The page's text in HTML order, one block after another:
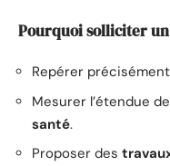
Pourquoi solliciter
Repérer
Mesurer l’étendue
santé.
Proposer des